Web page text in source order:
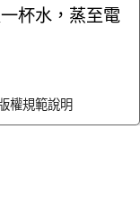
杯水，蒸至電
權規範說明